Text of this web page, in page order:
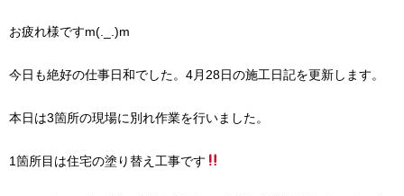
お疲れ様ですm(._.)m
今日も絶好の仕事日和でした。4月28日の施工日記を更新します。
本日は3箇所の現場に別れ作業を行いました。
1箇所目は住宅の塗り替え工事です